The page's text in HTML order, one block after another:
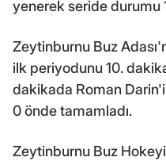
yenerek seride durumu
Zeytinburnu Buz
ilk periyodunu 10.
dakikada Roman
0 önde tamamladı.
Zeytinburnu Buz